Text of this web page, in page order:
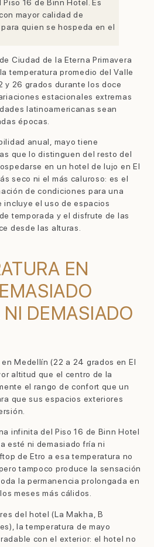
16 de Binn Hotel. Es
mayor calidad de
quien se hospeda en el
Ciudad de la Eterna Primavera
temperatura promedio del Valle
y 26 grados durante los doce
estacionales extremas
latinoamericanas sean
épocas.
anual, mayo tiene
que lo distinguen del resto del
en un hotel de lujo en El
seco ni el más caluroso: es el
de condiciones para una
incluye el uso de espacios
temporada y el disfrute de las
desde las alturas.
EN
DEMASIADO
Medellín (22 a 24 grados en El
altitud que el centro de la
el rango de confort que un
que sus espacios exteriores
infinita del Piso 16 de Binn Hotel
esté ni demasiado fría ni
de Etro a esa temperatura no
tampoco produce la sensación
la permanencia prolongada en
meses más cálidos.
del hotel (La Makha, B
la temperatura de mayo
con el exterior: el hotel no